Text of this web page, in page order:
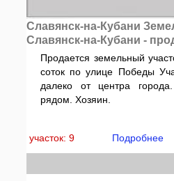
Славянск-на-Кубани
Славянск-на-Кубани -
Продается земельный
соток по улице Победы
далеко от центра
рядом. Хозяин.
участок: 9 Подробнее